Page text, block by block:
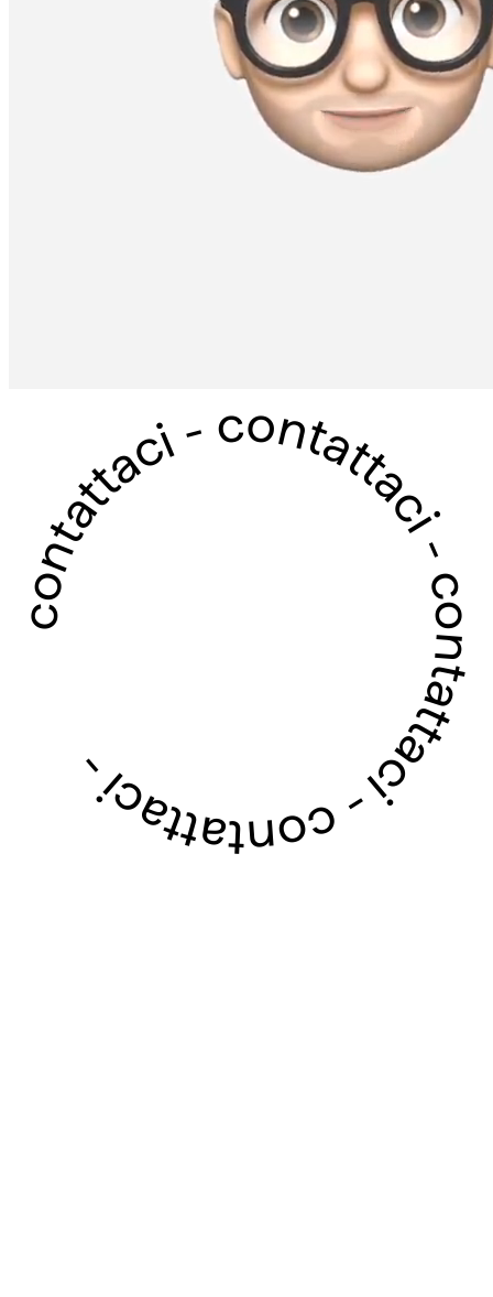
contattaci - contattaci - contattaci - contattaci -